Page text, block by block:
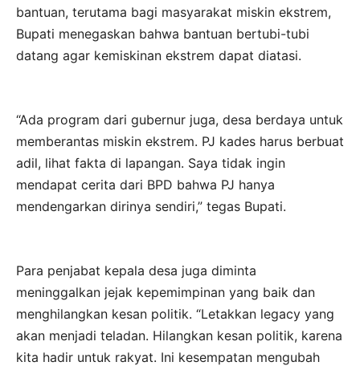
bantuan, terutama bagi masyarakat miskin ekstrem,
Bupati menegaskan bahwa bantuan bertubi-tubi
datang agar kemiskinan ekstrem dapat diatasi.
“Ada program dari gubernur juga, desa berdaya untuk
memberantas miskin ekstrem. PJ kades harus berbuat
adil, lihat fakta di lapangan. Saya tidak ingin
mendapat cerita dari BPD bahwa PJ hanya
mendengarkan dirinya sendiri,” tegas Bupati.
Para penjabat kepala desa juga diminta
meninggalkan jejak kepemimpinan yang baik dan
menghilangkan kesan politik. “Letakkan legacy yang
akan menjadi teladan. Hilangkan kesan politik, karena
kita hadir untuk rakyat. Ini kesempatan mengubah